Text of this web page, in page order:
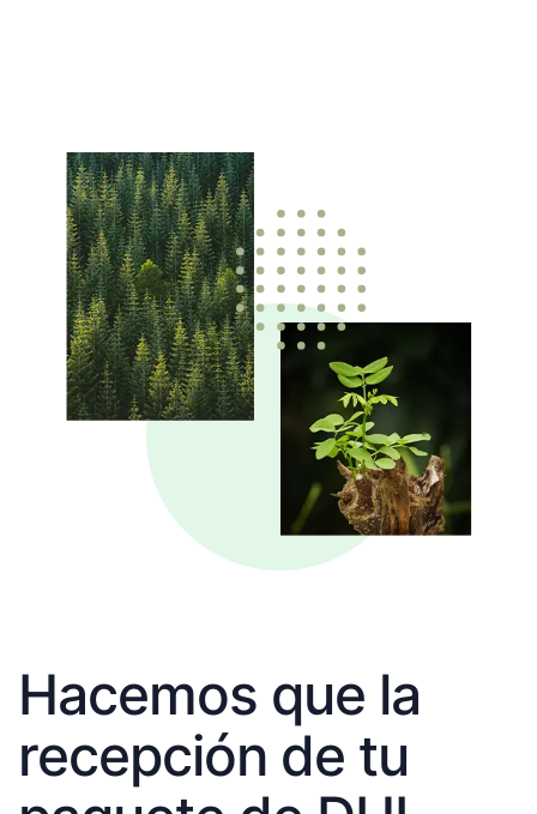
Hacemos que la
recepción de tu